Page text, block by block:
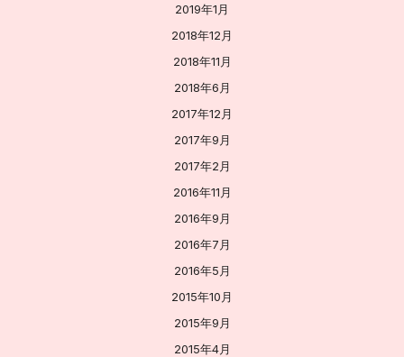
2019年1月
2018年12月
2018年11月
2018年6月
2017年12月
2017年9月
2017年2月
2016年11月
2016年9月
2016年7月
2016年5月
2015年10月
2015年9月
2015年4月